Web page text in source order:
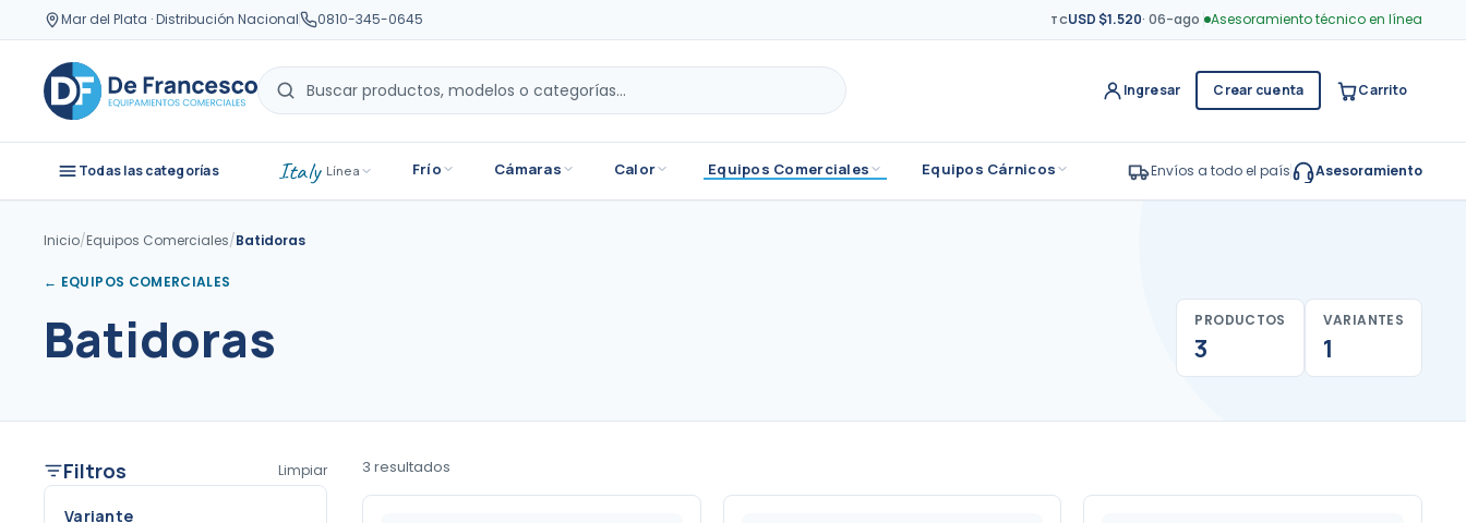
Mar del Plata · Distribución Nacional 0810-345-0645 TCUSD $1.520·06-ago Asesoramiento técnico en línea
Ingresar Crear cuenta Carrito
Todas las categorías Italy· Línea Frío Cámaras Calor Equipos Comerciales Equipos Cárnicos Envíos a todo el país Asesoramiento
Inicio/Equipos Comerciales/Batidoras
← EQUIPOS COMERCIALES
Batidoras PRODUCTOS
3
VARIANTES
1
Filtros Limpiar
Variante
3 resultados